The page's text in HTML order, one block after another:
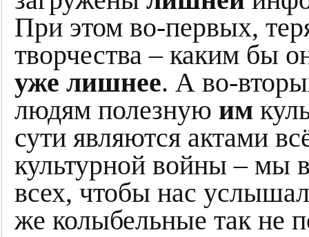
При этом во-первых,
творчества – каким бы
уже лишнее. А во-
людям полезную им
сути являются актами
культурной войны – мы
всех, чтобы нас
же колыбельные так не